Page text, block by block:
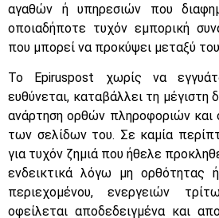
αγαθών ή υπηρεσιών που
οποιαδήποτε τυχόν εμπορική
που μπορεί να προκύψει μεταξύ
To Epiruspost χωρίς να
ευθύνεται, καταβάλλει τη μέγιστη
ανάρτηση ορθών πληροφοριών και
των σελίδων του. Σε καμία
για τυχόν ζημιά που ήθελε
ενδεικτικά λόγω μη ορθότητας
περιεχομένου, ενεργειών
οφείλεται αποδεδειγμένα και